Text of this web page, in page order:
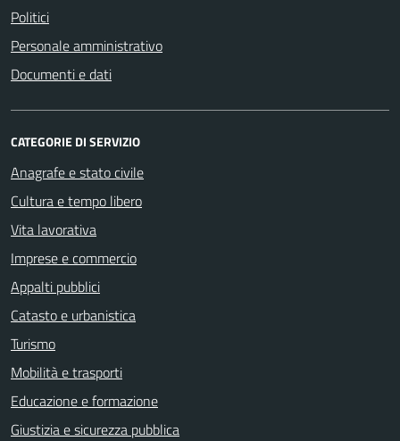
Politici
Personale amministrativo
Documenti e dati
CATEGORIE DI SERVIZIO
Anagrafe e stato civile
Cultura e tempo libero
Vita lavorativa
Imprese e commercio
Appalti pubblici
Catasto e urbanistica
Turismo
Mobilità e trasporti
Educazione e formazione
Giustizia e sicurezza pubblica